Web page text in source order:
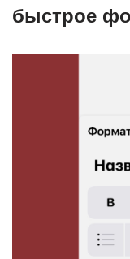
быстрое